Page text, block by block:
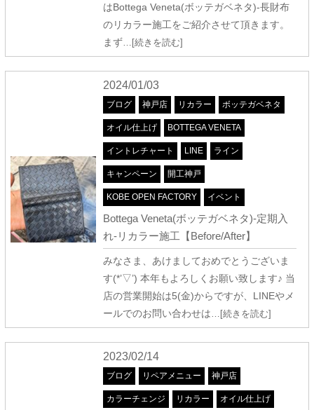
はBottega Veneta(ボッテガベネタ)-長財布
のリカラー施工をご紹介させて頂きます。
まず…[続きを読む]
2024/01/03
ブログ 神戸店 リカラー ボッテガベネタ
オイル仕上げ BOTTEGA VENETA
イントレチャート LINE ライン
キャンペーン 開工神戸
KOBE OPEN FACTORY イベント
Bottega Veneta(ボッテガベネタ)-定期入
れ-リカラー施工【Before/After】
みなさま、あけましておめでとうございま
す(*’▽’) 本年もよろしくお願い致します♪ 当
店の営業開始は5(金)からですが、LINEやメ
ールでのお問い合わせは…[続きを読む]
2023/02/14
ブログ リペアメニュー 神戸店
カラーチェンジ リカラー オイル仕上げ